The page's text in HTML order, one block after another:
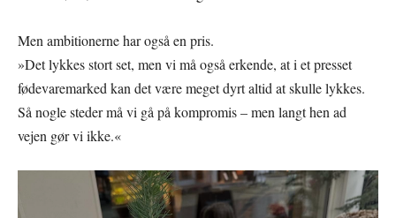
Men ambitionerne har også en pris.
»Det lykkes stort set, men vi må også erkende, at i et presset
fødevaremarked kan det være meget dyrt altid at skulle lykkes.
Så nogle steder må vi gå på kompromis – men langt hen ad
vejen gør vi ikke.«